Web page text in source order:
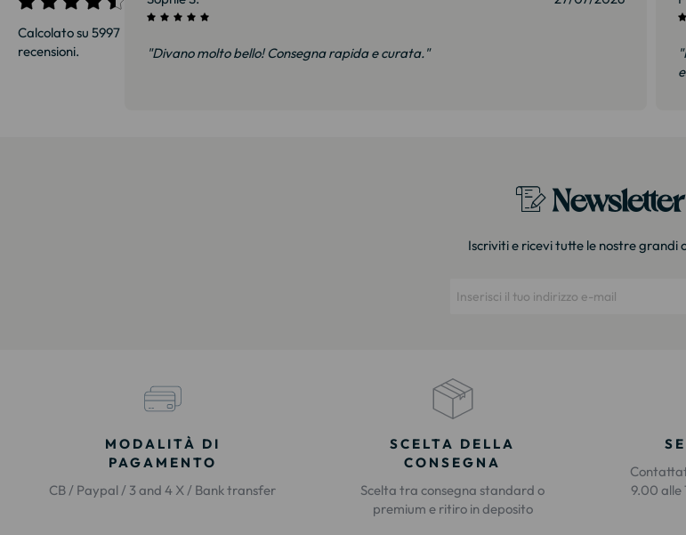
Calcolato su 5997
recensioni.
e soprattutto "Divano molto bello! Consegna rapida e curata."
Newsletter
Iscriviti e ricevi tutte le nostre grandi
MODALITÀ DI
PAGAMENTO
CB / Paypal / 3 and 4 X / Bank transfer
SCELTA DELLA
CONSEGNA
Scelta tra consegna standard o
premium e ritiro in deposito
9.00 alle